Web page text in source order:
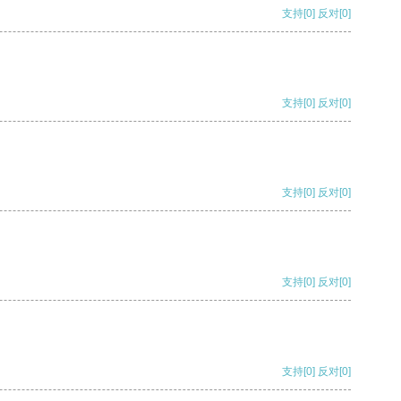
支持[0] 反对[0]
支持[0] 反对[0]
支持[0] 反对[0]
支持[0] 反对[0]
支持[0] 反对[0]